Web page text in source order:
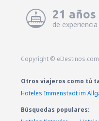
21 años
de experiencia
Copyright ©
Otros viajeros como tú
Hoteles Immenstadt im
Búsquedas populares: